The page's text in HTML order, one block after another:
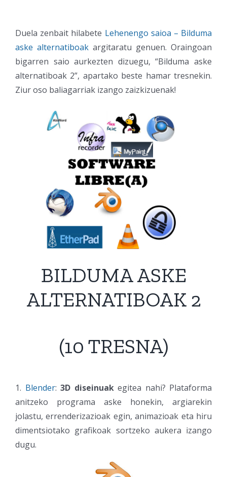
Duela zenbait hilabete Lehenengo saioa – Bilduma
aske alternatiboak argitaratu genuen. Oraingoan
bigarren saio aurkezten dizuegu, “Bilduma aske
alternatiboak 2”, apartako beste hamar tresnekin.
Ziur oso baliagarriak izango zaizkizuenak!
BILDUMA ASKE
ALTERNATIBOAK 2
(10 TRESNA)
1. Blender: 3D diseinuakegitea nahi? Plataforma
anitzeko programa aske honekin, argiarekin
jolastu, errenderizazioak egin, animazioak eta hiru
dimentsiotako grafikoak sortzeko aukera izango
dugu.